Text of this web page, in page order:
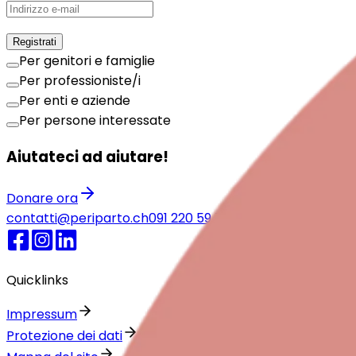
Registrati
Per genitori e famiglie
Per professioniste/i
Per enti e aziende
Per persone interessate
Aiutateci ad aiutare!
Donare ora
contatti@periparto.ch091 220 59 78
Quicklinks
Impressum
Protezione dei dati